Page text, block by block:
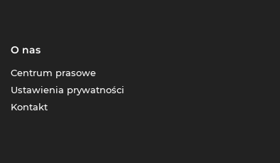
O nas
Centrum prasowe
Ustawienia prywatności
Kontakt